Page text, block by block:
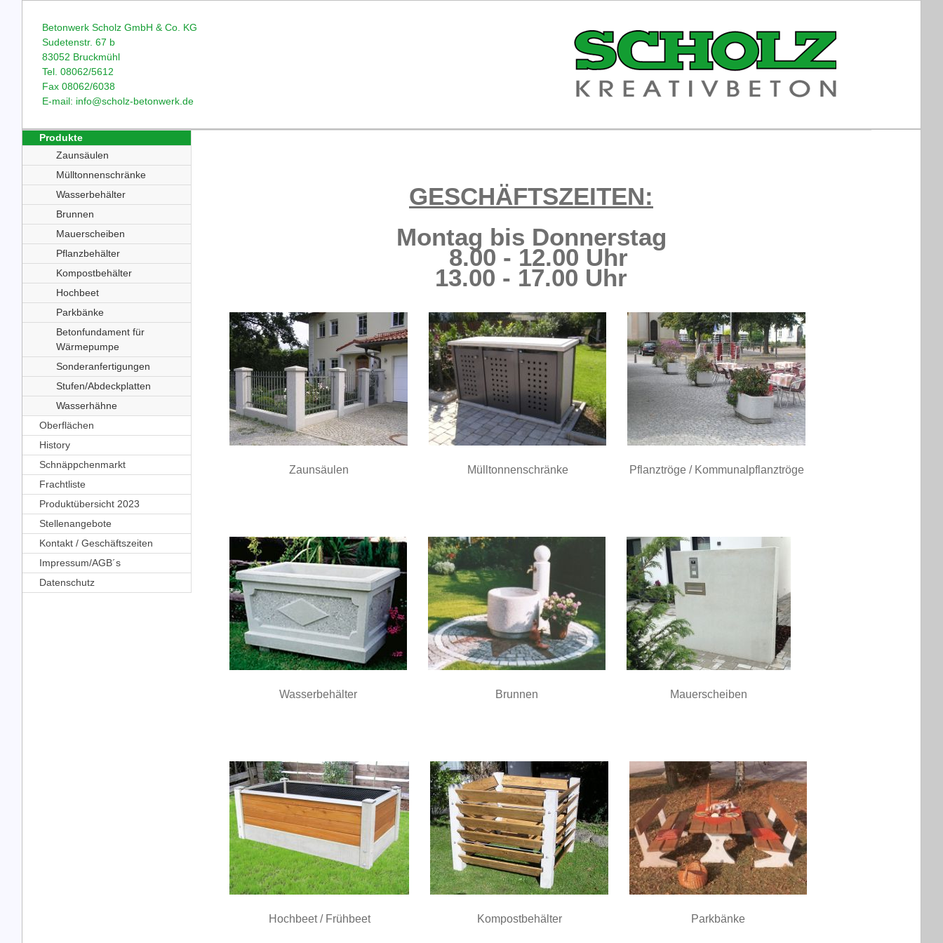
Betonwerk Scholz GmbH & Co. KG
Sudetenstr. 67 b
83052 Bruckmühl
Tel. 08062/5612
Fax 08062/6038
E-mail: info@scholz-betonwerk.de
Produkte
Zaunsäulen
Mülltonnenschränke
Wasserbehälter
Brunnen
Mauerscheiben
Pflanzbehälter
Kompostbehälter
Hochbeet
Parkbänke
Betonfundament für
Wärmepumpe
Sonderanfertigungen
Stufen/Abdeckplatten
Wasserhähne
Oberflächen
History
Schnäppchenmarkt
Frachtliste
Produktübersicht 2023
Stellenangebote
Kontakt / Geschäftszeiten
Impressum/AGB´s
Datenschutz
GESCHÄFTSZEITEN:
Montag bis Donnerstag
8.00 - 12.00 Uhr
13.00 - 17.00 Uhr
Zaunsäulen Mülltonnenschränke Pflanztröge / Kommunalpflanztröge
Wasserbehälter Brunnen Mauerscheiben
Hochbeet / Frühbeet Kompostbehälter Parkbänke